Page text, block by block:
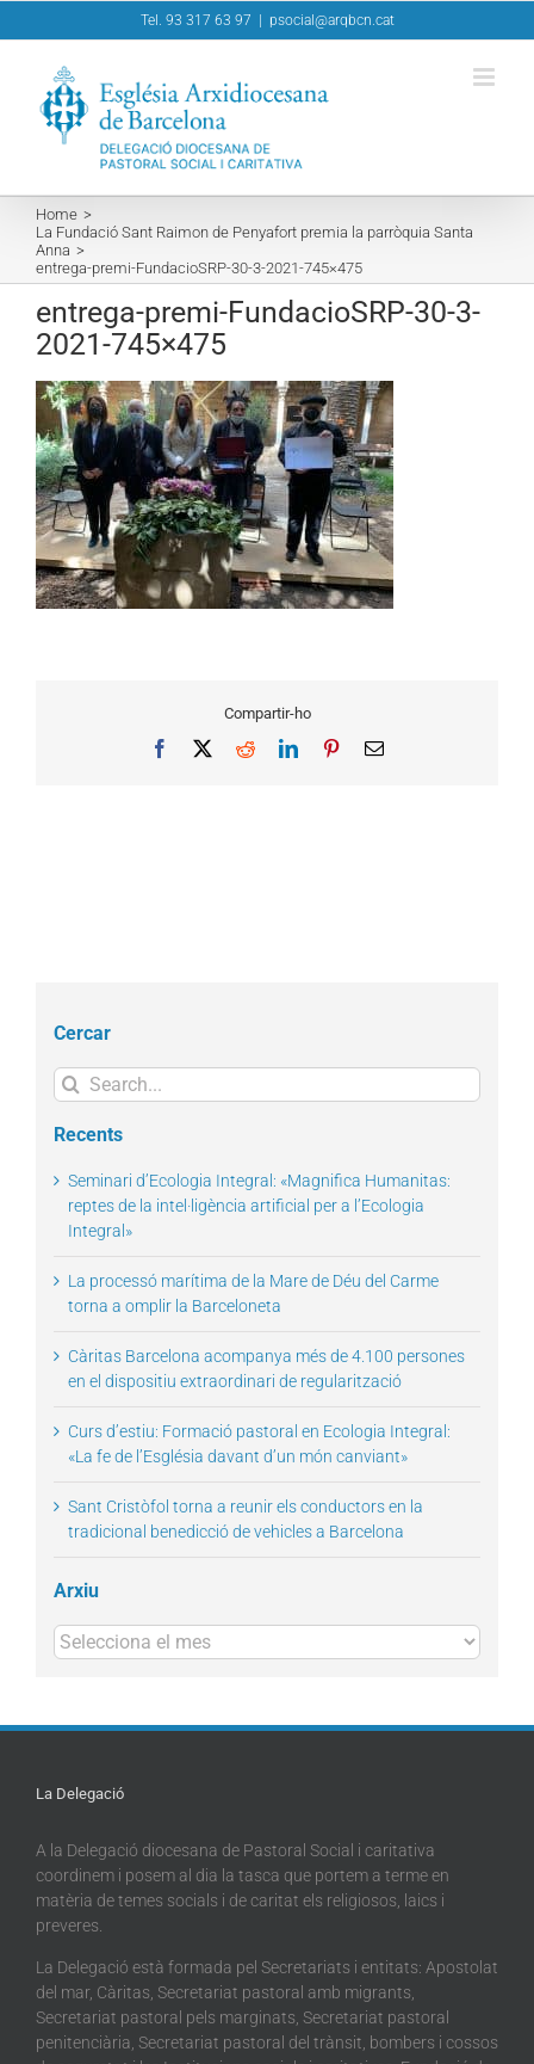
to
Tel. 93 317 63 97 psocial@arqbcn.cat
Home
La Fundació Sant Raimon de Penyafort premia la parròquia Santa
Anna
entrega-premi-FundacioSRP-30-3-2021-745×475
entrega-premi-FundacioSRP-30-3-
2021-745×475
Compartir-ho
Facebook RedditLinkedInPinterestEmail
Cercar
Search
for:
Recents
Seminari d’Ecologia Integral: «Magnifica Humanitas:
reptes de la intel·ligència artificial per a l’Ecologia
Integral»
La processó marítima de la Mare de Déu del Carme
torna a omplir la Barceloneta
Càritas Barcelona acompanya més de 4.100 persones
en el dispositiu extraordinari de regularització
Curs d’estiu: Formació pastoral en Ecologia Integral:
«La fe de l’Església davant d’un món canviant»
Sant Cristòfol torna a reunir els conductors en la
tradicional benedicció de vehicles a Barcelona
Arxiu
Arxius
La Delegació
A la Delegació diocesana de Pastoral Social i caritativa
coordinem i posem al dia la tasca que portem a terme en
matèria de temes socials i de caritat els religiosos, laics i
preveres.
La Delegació està formada pel Secretariats i entitats: Apostolat
del mar, Càritas, Secretariat pastoral amb migrants,
Secretariat pastoral pels marginats, Secretariat pastoral
penitenciària, Secretariat pastoral del trànsit, bombers i cossos